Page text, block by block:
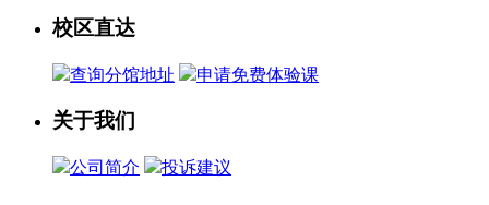
校区直达
查询分馆地址 申请免费体验课
关于我们
公司简介 投诉建议